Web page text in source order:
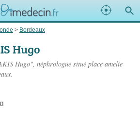
> Bordeaux
Hugo
Hugo", néphrologue situé place amelie